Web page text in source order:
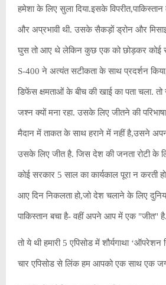
हमेशा के लिए सुला दिया.इसके विपरीत,पाकिस्तान
और अप्रभावी थी. उसके सैकड़ों ड्रोन और
घुस तो आए थे लेकिन कुछ एक को छोड़कर कोई
S-400 ने अत्यंत सटीकता के साथ प्रदर्शन
डिफेंस क्षमताओं के बीच की खाई का पता चला. तो
जश्न क्यों मना रहा. उसके लिए जीतने की
मैदान में ताकत के साथ हराने में नहीं है,उसने
उसके लिए जीत है. जिस देश की जनता रोटी के
कोई सरकार 5 साल का कार्यकाल पूरा न करती
आए दिन निकलता हो,जो देश चलाने के लिए
पाकिस्तान बचा है- वहीं अपने आप में एक "जीत" है.
तो ये थी हमारी 5 एपिसोड में शौर्यगाथा
चार एपिसोड से लिंक हम आपको एक साथ एक